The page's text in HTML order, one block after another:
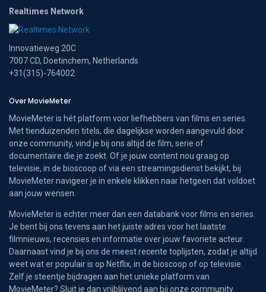
Realtimes Network
Innovatieweg 20C
7007 CD, Doetinchem, Netherlands
+31(315)-764002
Over MovieMeter
MovieMeter is hét platform voor liefhebbers van films en series.
Met tienduizenden titels, die dagelijkse worden aangevuld door
onze community, vind je bij ons altijd de film, serie of
documentaire die je zoekt. Of je jouw content nou graag op
televisie, in de bioscoop of via een streamingsdienst bekijkt, bij
MovieMeter navigeer je in enkele klikken naar hetgeen dat voldoet
aan jouw wensen.
MovieMeter is echter meer dan een databank voor films en series.
Je bent bij ons tevens aan het juiste adres voor het laatste
filmnieuws, recensies en informatie over jouw favoriete acteur.
Daarnaast vind je bij ons de meest recente toplijsten, zodat je altijd
weet wat er populair is op Netflix, in de bioscoop of op televisie.
Zelf je steentje bijdragen aan het unieke platform van
MovieMeter? Sluit je dan vrijblijvend aan bij onze community.